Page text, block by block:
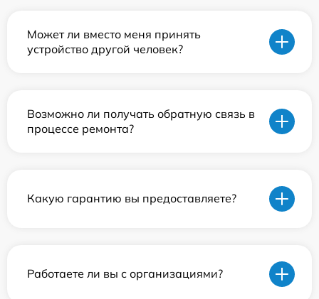
Может ли вместо меня принять
устройство другой человек?
Возможно ли получать обратную связь в
процессе ремонта?
Какую гарантию вы предоставляете?
Работаете ли вы с организациями?